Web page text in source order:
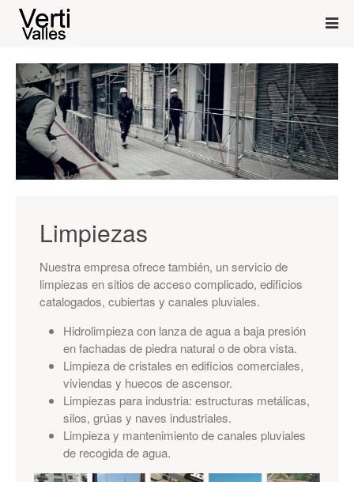
Limpiezas
Nuestra empresa ofrece también, un servicio de
limpiezas en sitios de acceso complicado, edificios
catalogados, cubiertas y canales pluviales.
Hidrolimpieza con lanza de agua a baja presión
en fachadas de piedra natural o de obra vista.
Limpieza de cristales en edificios comerciales,
viviendas y huecos de ascensor.
Limpiezas para industria: estructuras metálicas,
silos, grúas y naves industriales.
Limpieza y mantenimiento de canales pluviales
de recogida de agua.